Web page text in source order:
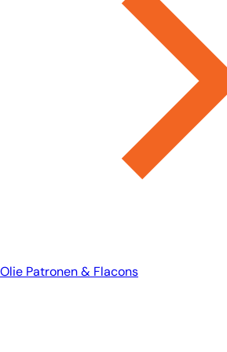
Olie Patronen & Flacons